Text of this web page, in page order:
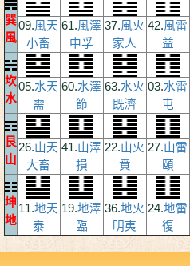
巽
風
09.風天
小畜
61.風澤
中孚
37.風火
家人
42.風雷
益
坎
水
05.水天
需
60.水澤
節
63.水火
既濟
03.水雷
屯
艮
山
26.山天
大畜
41.山澤
損
22.山火
賁
27.山雷
頤
坤
地
11.地天
泰
19.地澤
臨
36.地火
明夷
24.地雷
復